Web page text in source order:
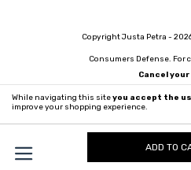
While navigating this siteyou accept the
improve your shopping experience.
Copyright Justa Petra -
Consumers Defense. For
Cancel